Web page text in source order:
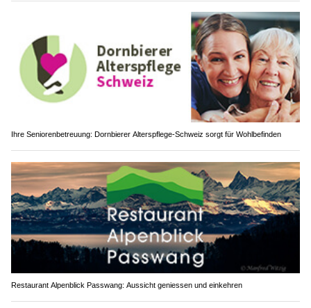
Ihre Seniorenbetreuung: Dornbierer Alterspflege-Schweiz sorgt für Wohlbefinden
Restaurant Alpenblick Passwang: Aussicht geniessen und einkehren